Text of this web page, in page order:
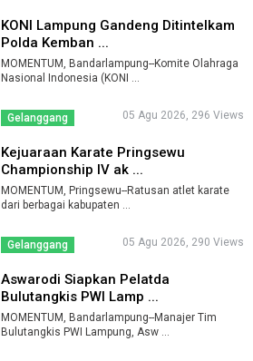
KONI Lampung Gandeng Ditintelkam
Polda Kemban ...
MOMENTUM, Bandarlampung--Komite Olahraga
Nasional Indonesia (KONI ...
Gelanggang 05 Agu 2026, 296 Views
Kejuaraan Karate Pringsewu
Championship IV ak ...
MOMENTUM, Pringsewu--Ratusan atlet karate
dari berbagai kabupaten ...
Gelanggang 05 Agu 2026, 290 Views
Aswarodi Siapkan Pelatda
Bulutangkis PWI Lamp ...
MOMENTUM, Bandarlampung--Manajer Tim
Bulutangkis PWI Lampung, Asw ...